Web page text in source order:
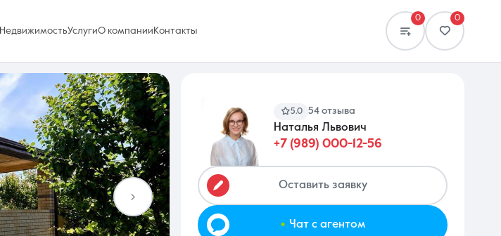
НедвижимостьУслугиО компании Контакты
0 0
Избранное
0 объявлений
Сравнение
Услуги
5.0 54 отзыва
Наталья Львович
+7 (989) 000-12-56
Оставить заявку
. Чат с агентом